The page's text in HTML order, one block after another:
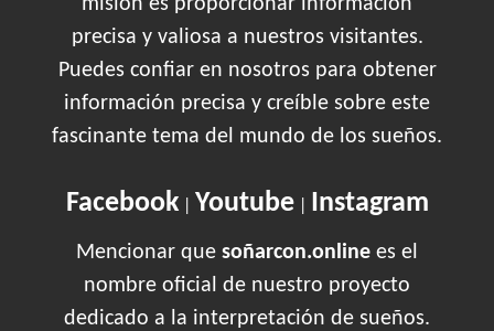
misión es proporcionar información
precisa y valiosa a nuestros visitantes.
Puedes confiar en nosotros para obtener
información precisa y creíble sobre este
fascinante tema del mundo de los sueños.
Facebook| Youtube| Instagram
Mencionar que soñarcon.online es el
nombre oficial de nuestro proyecto
dedicado a la interpretación de sueños.